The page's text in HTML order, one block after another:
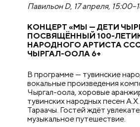
Павильон D, 17 апреля,
КОНЦЕРТ «МЫ — ДЕТИ
ПОСВЯЩЁННЫЙ 100-
НАРОДНОГО АРТИСТА
ЧЫРГАЛ-ООЛА 6+
В программе — тувинские
вокальные произведения
Чыргал-оола, хоровые
тувинских народных песен
Тараачы. Гостей ждёт
музыкальное путешествие.